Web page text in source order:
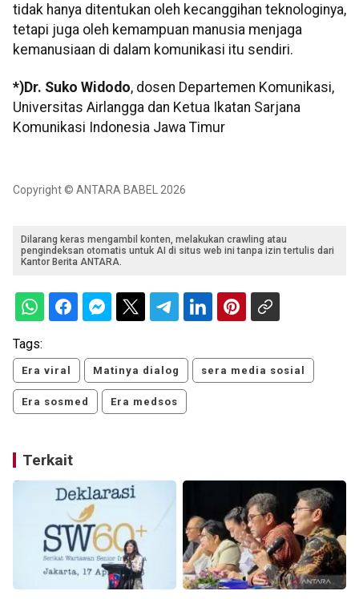
tidak hanya ditentukan oleh kecanggihan teknologinya,
tetapi juga oleh kemampuan manusia menjaga
kemanusiaan di dalam komunikasi itu sendiri.
*)Dr. Suko Widodo, dosen Departemen Komunikasi,
Universitas Airlangga dan Ketua Ikatan Sarjana
Komunikasi Indonesia Jawa Timur
Copyright © ANTARA BABEL 2026
Dilarang keras mengambil konten, melakukan crawling atau
pengindeksan otomatis untuk AI di situs web ini tanpa izin tertulis dari
Kantor Berita ANTARA.
Tags:
Era viral Matinya dialog sera media sosial
Era sosmed Era medsos
Terkait